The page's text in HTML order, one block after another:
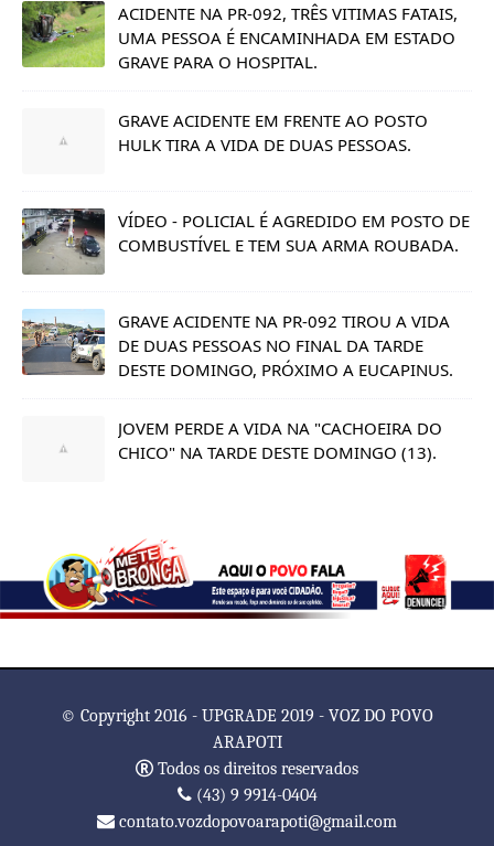
ACIDENTE NA PR-092, TRÊS VITIMAS FATAIS,
UMA PESSOA É ENCAMINHADA EM ESTADO
GRAVE PARA O HOSPITAL.
GRAVE ACIDENTE EM FRENTE AO POSTO
HULK TIRA A VIDA DE DUAS PESSOAS.
VÍDEO - POLICIAL É AGREDIDO EM POSTO DE
COMBUSTÍVEL E TEM SUA ARMA ROUBADA.
GRAVE ACIDENTE NA PR-092 TIROU A VIDA
DE DUAS PESSOAS NO FINAL DA TARDE
DESTE DOMINGO, PRÓXIMO A EUCAPINUS.
JOVEM PERDE A VIDA NA "CACHOEIRA DO
CHICO" NA TARDE DESTE DOMINGO (13).
© Copyright 2016 - UPGRADE 2019 - VOZ DO POVO
ARAPOTI
Todos os direitos reservados
(43) 9 9914-0404
contato.vozdopovoarapoti@gmail.com